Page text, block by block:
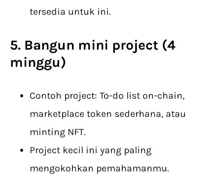
tersedia untuk ini.
5. Bangun mini project (4
minggu)
Contoh project: To-do list on-chain,
marketplace token sederhana, atau
minting NFT.
Project kecil ini yang paling
mengokohkan pemahamanmu.